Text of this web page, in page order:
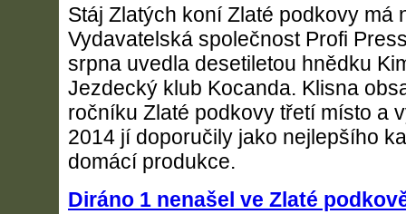
Stáj Zlatých koní Zlaté podkovy má
Vydavatelská společnost Profi
srpna uvedla desetiletou hnědku
Jezdecký klub Kocanda. Klisna
ročníku Zlaté podkovy třetí místo a
2014 jí doporučily jako nejlepšího
domácí produkce.
Diráno 1 nenašel ve Zlaté